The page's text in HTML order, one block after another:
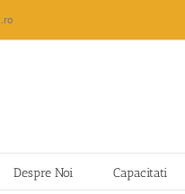
Despre Noi Capacitati